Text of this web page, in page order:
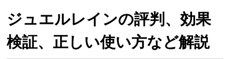
ジュエルレインの評判、効果
検証、正しい使い方など解説